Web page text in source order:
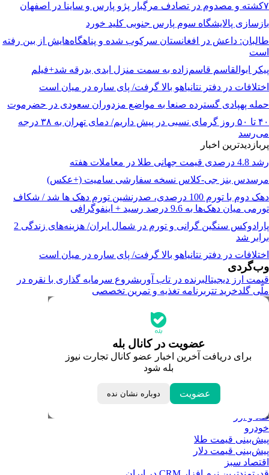
۷کشته و مصدوم در تصادف مرگبار پژو پارس و ساینا در اصفهان
بازسازی پالایشگاه سوم پارس جنوبی کلید خورد
طالبان: داعش در افغانستان سرکوب شده و پناهگاه‌هایش از بین رفته
است
پیکر ابوالقاسم قاسم‌زاده به سمت منزل ابدی بدرقه شد+فیلم
اختلافات در دفتر نتانیاهو بالا گرفت/ پای ساره در میان است
حمله پهپادی گسترده صنعا به مواضع مزدوران سعودی در حضرموت
۴۰ تا ۵۰ روز گرمای نسبی در پیش داریم/ دمای تهران به ۳۸ درجه
می‌رسد
پربازدیدترین اخبار
رشد 4.8 درصدی قیمت جهانی طلا در معاملات هفته
مرسدس بنز جی-کلاس نسخه سفارشی سامیت (+عکس)
دهک دوم با تورم 100 درصدی، صدرنشین تورم دهک ها شد / شکاف
تورمی میان دهک‌ها به 9.6 درصد رسید + اینفوگرافی
پارادوکس سنگین گرانی و تورم در شمال ایران/ هزینه‌های زندگی 2
برابر ‌شد
اختلافات در دفتر نتانیاهو بالا گرفت/ پای ساره در میان است
وب‌گردی
قیمت ارز دیجیتالبرنده در تاب آوریشروع سرمایه گذاری با نقره در
ملّی گلدخرید تتر برنامه تغذیه و تمرین تخصصی
عضویت در کانال بله
برای دریافت آخرین اخبار عضو کانال تجارت نیوز
بله شود
عضویت دوباره نشان نده
جدیدترین قیمت‌ها
قیمت درهم امارات
لحظه تحویل سال
داغ‌ترین‌های اقتصادی
طلا و ارز
خودرو
پیش‌بینی قیمت طلا
پیش‌بینی قیمت دلار
اقتصاد سبز